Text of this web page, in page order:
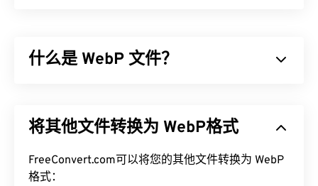
什么是 WebP 文件？
JPEG (JPG)和便携式网络图形 (PNG)文件小 30%，
的加载速度非常快。
将其他文件转换为 WebP格式
FreeConvert.com可以将您的其他文件转换为 WebP
格式：